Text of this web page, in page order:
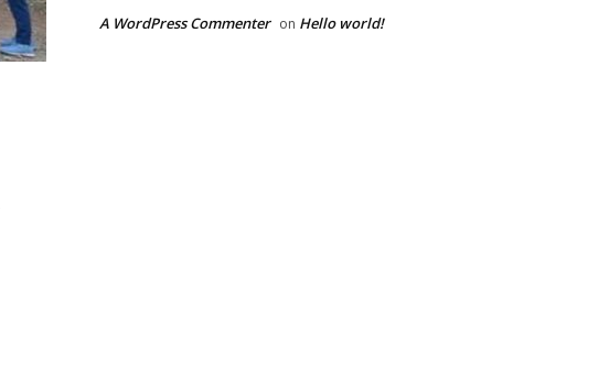
A WordPress Commenter on Hello world!